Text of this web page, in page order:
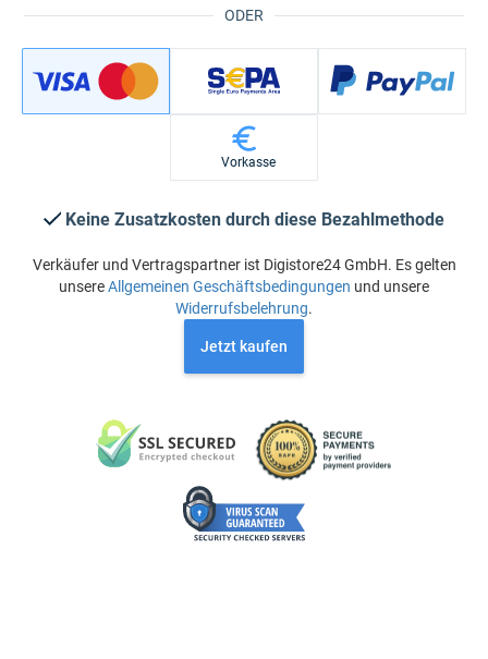
ODER
Vorkasse
Keine Zusatzkosten durch diese Bezahlmethode
Verkäufer und Vertragspartner ist Digistore24 GmbH. Es gelten
unsereAllgemeinen Geschäftsbedingungen und unsere
Widerrufsbelehrung.
Jetzt kaufen